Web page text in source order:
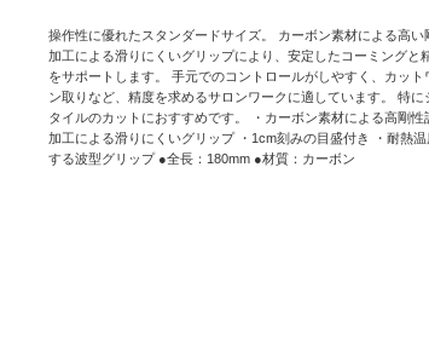
操作性に優れたスタンダードサイズ。 カーボン素材による高い
加工による滑りにくいグリップにより、安定したコーミングと
をサポートします。 手元でのコントロールがしやすく、カット
ン取りなど、精度を求めるサロンワークに適しています。 特に
タイルのカットにおすすめです。 ・カーボン素材による高剛性
加工による滑りにくいグリップ ・1cm刻みの目盛付き ・耐熱
する波型グリップ ●全長：180mm ●材質：カーボン